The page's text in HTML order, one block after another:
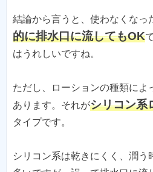
結論から言うと、使わなくなっ
的に排水口に流してもOK
はうれしいですね。
ただし、ローションの種類によ
あります。それがシリコン系
タイプです。
シリコン系は乾きにくく、潤う